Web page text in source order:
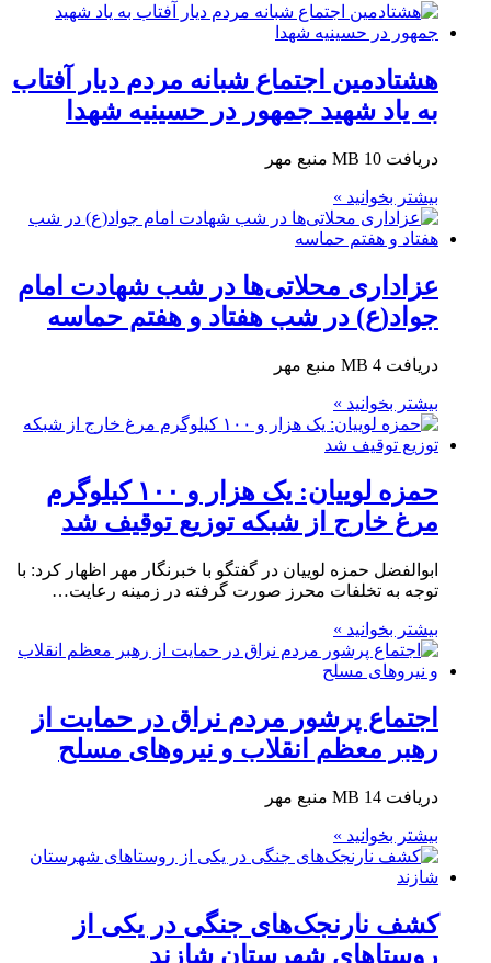
هشتادمین اجتماع شبانه مردم دیار آفتاب
به یاد شهید جمهور در حسینیه شهدا
دریافت 10 MB منبع مهر
بیشتر بخوانید »
عزاداری محلاتی‌ها در شب شهادت امام
جواد(ع) در شب هفتاد و هفتم حماسه
دریافت 4 MB منبع مهر
بیشتر بخوانید »
حمزه لوییان: یک هزار و ۱۰۰ کیلوگرم
مرغ خارج از شبکه توزیع توقیف شد
ابوالفضل حمزه لوییان در گفتگو با خبرنگار مهر اظهار کرد: با
توجه به تخلفات محرز صورت گرفته در زمینه رعایت…
بیشتر بخوانید »
اجتماع پرشور مردم نراق در حمایت از
رهبر معظم انقلاب و نیروهای مسلح
دریافت 14 MB منبع مهر
بیشتر بخوانید »
کشف نارنجک‌های جنگی در یکی از
روستاهای شهرستان شازند